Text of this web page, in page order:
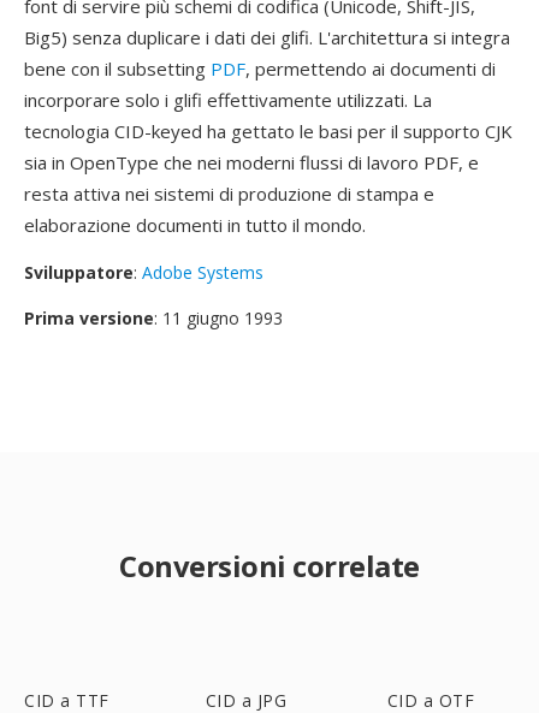
font di servire più schemi di codifica (Unicode, Shift-JIS,
Big5) senza duplicare i dati dei glifi. L'architettura si integra
bene con il subsetting PDF, permettendo ai documenti di
incorporare solo i glifi effettivamente utilizzati. La
tecnologia CID-keyed ha gettato le basi per il supporto CJK
sia in OpenType che nei moderni flussi di lavoro PDF, e
resta attiva nei sistemi di produzione di stampa e
elaborazione documenti in tutto il mondo.
Sviluppatore: Adobe Systems
Prima versione: 11 giugno 1993
Conversioni correlate
CID a TTF CID a JPG CID a OTF